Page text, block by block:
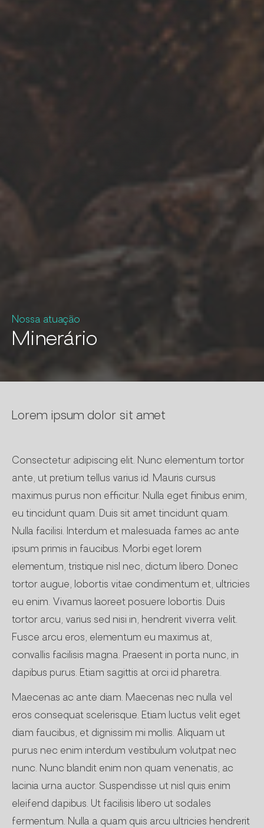
Nossa atuação
Minerário
Lorem ipsum dolor sit amet
Consectetur adipiscing elit. Nunc elementum tortor
ante, ut pretium tellus varius id. Mauris cursus
maximus purus non efficitur. Nulla eget finibus enim,
eu tincidunt quam. Duis sit amet tincidunt quam.
Nulla facilisi. Interdum et malesuada fames ac ante
ipsum primis in faucibus. Morbi eget lorem
elementum, tristique nisl nec, dictum libero. Donec
tortor augue, lobortis vitae condimentum et, ultricies
eu enim. Vivamus laoreet posuere lobortis. Duis
tortor arcu, varius sed nisi in, hendrerit viverra velit.
Fusce arcu eros, elementum eu maximus at,
convallis facilisis magna. Praesent in porta nunc, in
dapibus purus. Etiam sagittis at orci id pharetra.
Maecenas ac ante diam. Maecenas nec nulla vel
eros consequat scelerisque. Etiam luctus velit eget
diam faucibus, et dignissim mi mollis. Aliquam ut
purus nec enim interdum vestibulum volutpat nec
nunc. Nunc blandit enim non quam venenatis, ac
lacinia urna auctor. Suspendisse ut nisl quis enim
eleifend dapibus. Ut facilisis libero ut sodales
fermentum. Nulla a quam quis arcu ultricies hendrerit